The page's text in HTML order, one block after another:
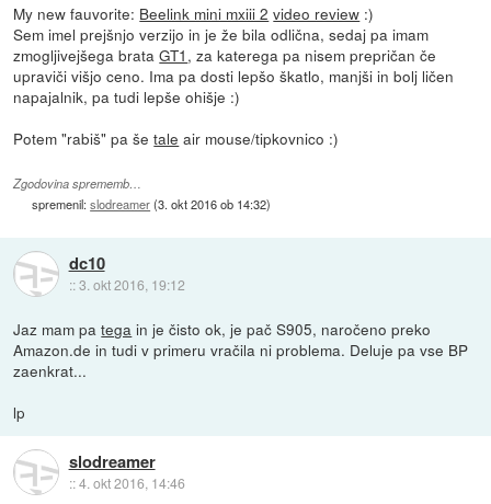
My new fauvorite: Beelink mini mxiii 2 video review :)
Sem imel prejšnjo verzijo in je že bila odlična, sedaj pa imam
zmogljivejšega brataGT1 , za katerega pa nisem prepričan če
upraviči višjo ceno. Ima pa dosti lepšo škatlo, manjši in bolj ličen
napajalnik, pa tudi lepše ohišje :)
Potem "rabiš" pa šetale air mouse/tipkovnico :)
Zgodovina sprememb…
spremenil:slodreamer(3. okt 2016 ob 14:32)
dc10
::3. okt 2016, 19:12
Jaz mam patega in je čisto ok, je pač S905, naročeno preko
Amazon.de in tudi v primeru vračila ni problema. Deluje pa vse BP
zaenkrat...
lp
slodreamer
::4. okt 2016, 14:46